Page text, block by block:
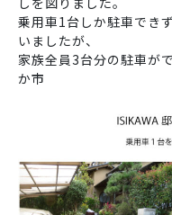
乗用車1台しか駐車でき
いましたが、
家族全員3台分の駐車が
か市